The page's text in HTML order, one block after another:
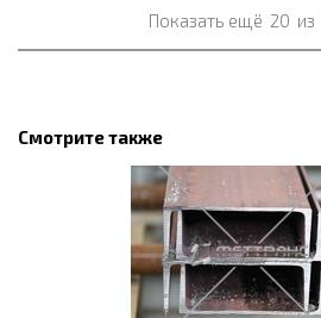
Показать ещё 20 из
Смотрите также